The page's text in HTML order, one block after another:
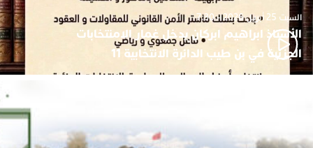
السبت 25 أبريل 2026 - 7:30
الأستاذ ابراهيم ابركان يدخل غمار الامنتخابات
الجزئية في بن طيب الدائرة الانتخابية 11